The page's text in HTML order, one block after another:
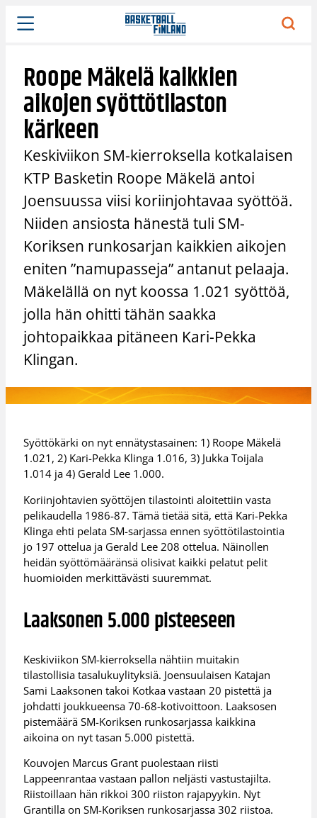
Siirry
sisältöön
Roope Mäkelä kaikkien
aikojen syöttötilaston
kärkeen
Keskiviikon SM-kierroksella kotkalaisen
KTP Basketin Roope Mäkelä antoi
Joensuussa viisi koriinjohtavaa syöttöä.
Niiden ansiosta hänestä tuli SM-
Koriksen runkosarjan kaikkien aikojen
eniten ”namupasseja” antanut pelaaja.
Mäkelällä on nyt koossa 1.021 syöttöä,
jolla hän ohitti tähän saakka
johtopaikkaa pitäneen Kari-Pekka
Klingan.
Syöttökärki on nyt ennätystasainen: 1) Roope Mäkelä
1.021, 2) Kari-Pekka Klinga 1.016, 3) Jukka Toijala
1.014 ja 4) Gerald Lee 1.000.
Koriinjohtavien syöttöjen tilastointi aloitettiin vasta
pelikaudella 1986-87. Tämä tietää sitä, että Kari-Pekka
Klinga ehti pelata SM-sarjassa ennen syöttötilastointia
jo 197 ottelua ja Gerald Lee 208 ottelua. Näinollen
heidän syöttömääränsä olisivat kaikki pelatut pelit
huomioiden merkittävästi suuremmat.
Laaksonen 5.000 pisteeseen
Keskiviikon SM-kierroksella nähtiin muitakin
tilastollisia tasalukuylityksiä. Joensuulaisen Katajan
Sami Laaksonen takoi Kotkaa vastaan 20 pistettä ja
johdatti joukkueensa 70-68-kotivoittoon. Laaksosen
pistemäärä SM-Koriksen runkosarjassa kaikkina
aikoina on nyt tasan 5.000 pistettä.
Kouvojen Marcus Grant puolestaan riisti
Lappeenrantaa vastaan pallon neljästi vastustajilta.
Riistoillaan hän rikkoi 300 riiston rajapyykin. Nyt
Grantilla on SM-Koriksen runkosarjassa 302 riistoa.